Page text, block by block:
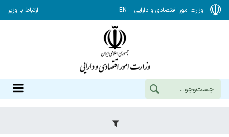
وزارت امور اقتصادی و دارایی EN ارتباط با وزیر